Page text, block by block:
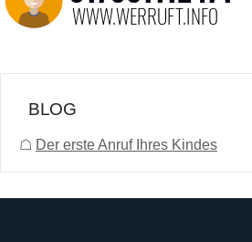
BLOG
☖ Der erste Anruf Ihres Kindes